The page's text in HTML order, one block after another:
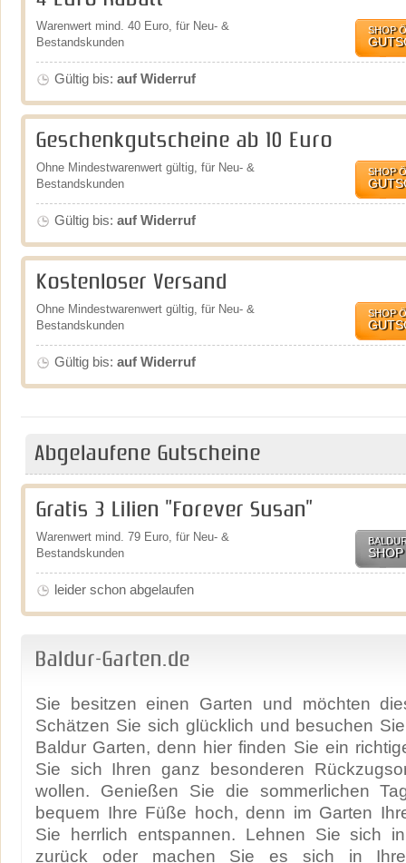
Warenwert mind. 40 Euro, für Neu- &
Bestandskunden
SHOP
Gültig bis: auf Widerruf
Geschenkgutscheine ab 10 Euro
Ohne Mindestwarenwert gültig, für Neu- &
Bestandskunden
SHOP
Gültig bis: auf Widerruf
Kostenloser Versand
Ohne Mindestwarenwert gültig, für Neu- &
Bestandskunden
SHOP
Gültig bis: auf Widerruf
Abgelaufene Gutscheine
Gratis 3 Lilien "Forever Susan"
Warenwert mind. 79 Euro, für Neu- &
Bestandskunden
leider schon abgelaufen
Baldur-Garten.de
Sie besitzen einen Garten und möchten
Schätzen Sie sich glücklich und besuchen
Baldur Garten, denn hier finden Sie ein
Sie sich Ihren ganz besonderen
wollen. Genießen Sie die sommerlichen
bequem Ihre Füße hoch, denn im Garten
Sie herrlich entspannen. Lehnen Sie sich
zurück oder machen Sie es sich in